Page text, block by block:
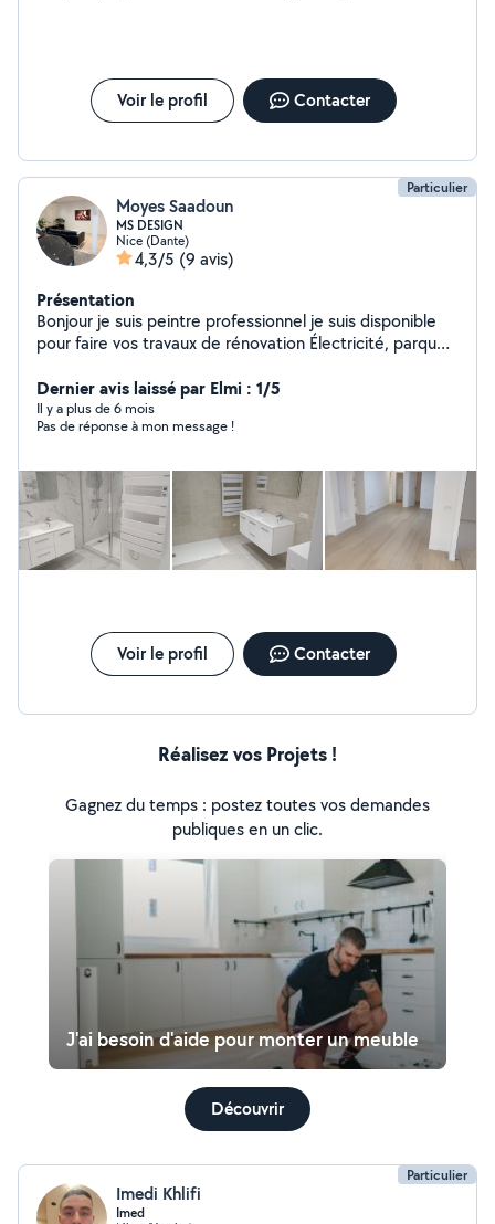
Voir le profil Contacter
Particulier
Moyes Saadoun
MS DESIGN
Nice (Dante)
4,3/5 (9 avis)
Présentation
Bonjour je suis peintre professionnel je suis disponible
pour faire vos travaux de rénovation Électricité, parquet,
Dernier avis laissé par Elmi : 1/5
Il y a plus de 6 mois
Pas de réponse à mon message !
Voir le profil Contacter
Réalisez vos Projets !
Gagnez du temps : postez toutes vos demandes
publiques en un clic.
J'ai besoin d'aide pour monter un meuble
Découvrir
Particulier
Imedi Khlifi
Imed